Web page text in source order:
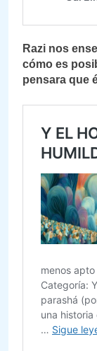
Razi nos
cómo es
pensara que